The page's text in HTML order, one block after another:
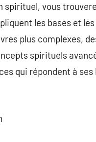
spirituel, vous
les bases et
plus complexes,
spirituels
qui répondent à ses